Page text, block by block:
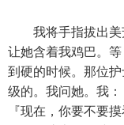
我将手指拔出美
让她含着我鸡巴。等
到硬的时候。那位
级的。我问她。我：
『现在，你要不要